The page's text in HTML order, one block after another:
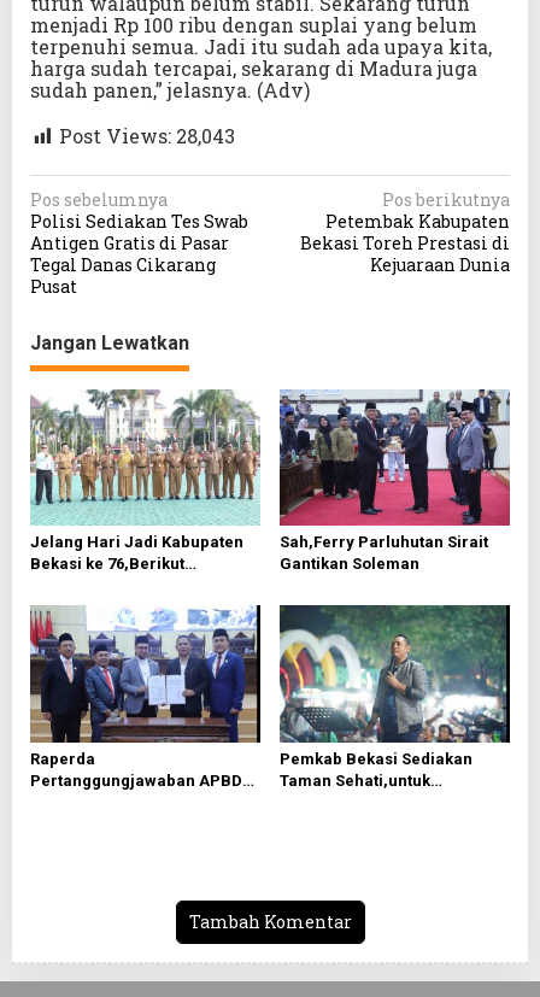
menjadi Rp 100 ribu dengan suplai yang belum
terpenuhi semua. Jadi itu sudah ada upaya kita,
harga sudah tercapai, sekarang di Madura juga
sudah panen,” jelasnya. (Adv)
Post Views: 28,043
N
a
v
i
g
a
s
i
p
o
s
Pos sebelumnya
Polisi Sediakan Tes Swab
Antigen Gratis di Pasar
Tegal Danas Cikarang
Pusat
Pos berikutnya
Petembak Kabupaten
Bekasi Toreh Prestasi di
Kejuaraan Dunia
Jangan Lewatkan
Jelang Hari Jadi Kabupaten
Bekasi ke 76,Berikut
Sah,Ferry Parluhutan Sirait
Gantikan Soleman
Raperda
Pertanggungjawaban APBD
Pemkab Bekasi Sediakan
Taman Sehati,untuk
Tambah Komentar